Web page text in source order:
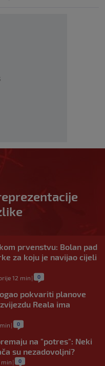
prvenstvu: Bolan pad
za koju je navijao cijeli
12 min | 0
pokvariti planove
Reala ima
| 0
na "potres": Neki
su nezadovoljni?
min | 0